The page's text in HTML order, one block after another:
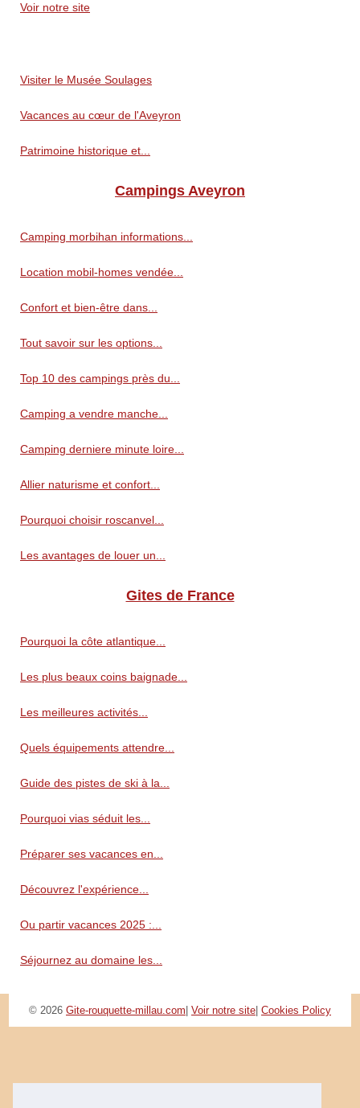
Voir notre site
Visiter le Musée Soulages
Vacances au cœur de l'Aveyron
Patrimoine historique et...
Campings Aveyron
Camping morbihan informations...
Location mobil-homes vendée...
Confort et bien-être dans...
Tout savoir sur les options...
Top 10 des campings près du...
Camping a vendre manche...
Camping derniere minute loire...
Allier naturisme et confort...
Pourquoi choisir roscanvel...
Les avantages de louer un...
Gites de France
Pourquoi la côte atlantique...
Les plus beaux coins baignade...
Les meilleures activités...
Quels équipements attendre...
Guide des pistes de ski à la...
Pourquoi vias séduit les...
Préparer ses vacances en...
Découvrez l'expérience...
Ou partir vacances 2025 :...
Séjournez au domaine les...
© 2026 Gite-rouquette-millau.com Voir notre site Cookies Policy